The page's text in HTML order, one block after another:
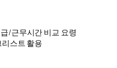
/근무시간 비교 요령
스트 활용